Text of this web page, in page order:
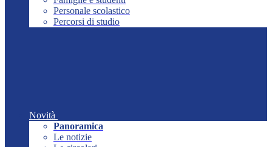
Personale scolastico
Percorsi di studio
Novità
Panoramica
Le notizie